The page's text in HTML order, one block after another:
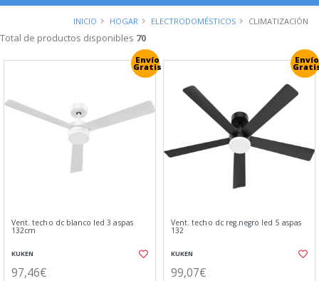
INICIO HOGAR ELECTRODOMÉSTICOS CLIMATIZACIÓN
Total de productos disponibles 70
Envío
Gratis
Vent. techo dc blanco led 3 aspas
132cm
KUKEN
97,46€
Envío
Vent. techo dc reg.negro led 5 aspas
132
KUKEN
99,07€